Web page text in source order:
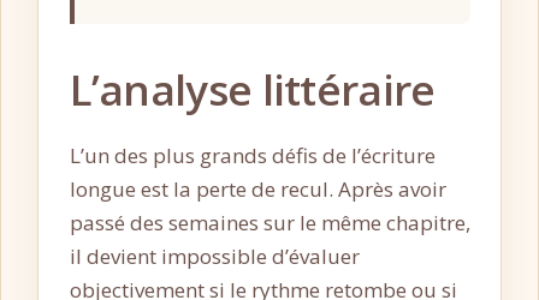
L’analyse littéraire
L’un des plus grands défis de l’écriture
longue est la perte de recul. Après avoir
passé des semaines sur le même chapitre,
il devient impossible d’évaluer
objectivement si le rythme retombe ou si